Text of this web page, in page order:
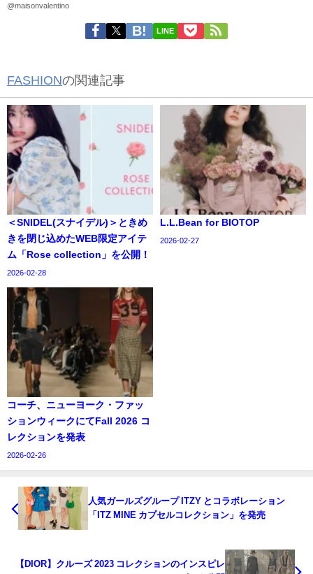
@maisonvalentino
LINE
FASHIONの関連記事
＜SNIDEL(スナイデル)＞ときめ
きを閉じ込めたWEB限定アイテ
ム「Rose collection」を公開！
2026-02-28
L.L.Bean for BIOTOP
2026-02-27
コーチ、ニューヨーク・ファッ
ションウィークにてFall 2026 コ
レクションを発表
2026-02-26
人気ガールズグループ ITZY とコラボレーション
「ITZ MINE カプセルコレクション」を発売
【DIOR】クルーズ 2023 コレクションのインスピレ